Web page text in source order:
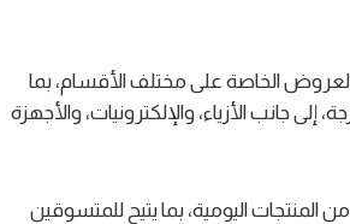
الخاصة على مختلف الأقسام، بما
جانب الأزياء، والإلكترونيات، والأجهزة
اليومية، بما يتيح للمتسوقين